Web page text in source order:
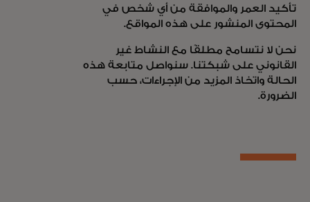
تأكيد العمر والموافقة من أي شخص في
المحتوى المنشور على هذه المواقع.
نحن لا نتسامح مطلقًا مع النشاط غير
القانوني على شبكتنا. سنواصل متابعة هذه
الحالة واتخاذ المزيد من الإجراءات، حسب
الضرورة.